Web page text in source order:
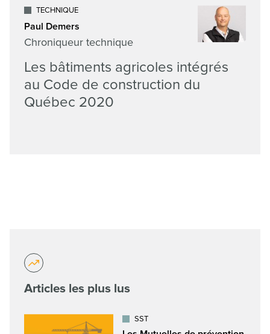
TECHNIQUE
Paul Demers
Chroniqueur technique
Les bâtiments agricoles intégrés
au Code de construction du
Québec 2020
Articles les plus lus
SST